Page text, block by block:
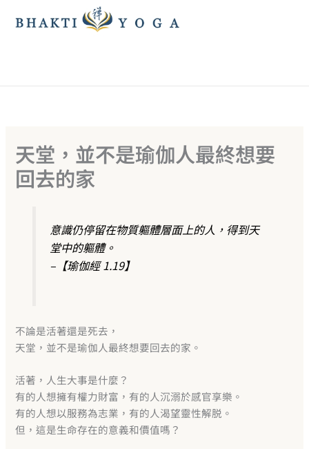
容
天堂，並不是瑜伽人最終想要
回去的家
意識仍停留在物質軀體層面上的人，得到天
堂中的軀體。
–【瑜伽經 1.19】
不論是活著還是死去，
天堂，並不是瑜伽人最終想要回去的家。
活著，人生大事是什麼？
有的人想擁有權力財富，有的人沉溺於感官享樂。
有的人想以服務為志業，有的人渴望靈性解脱。
但，這是生命存在的意義和價值嗎？